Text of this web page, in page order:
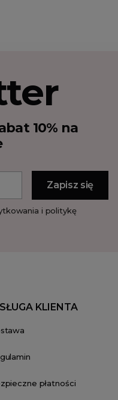
10% na
i politykę
KLIENTA
płatności